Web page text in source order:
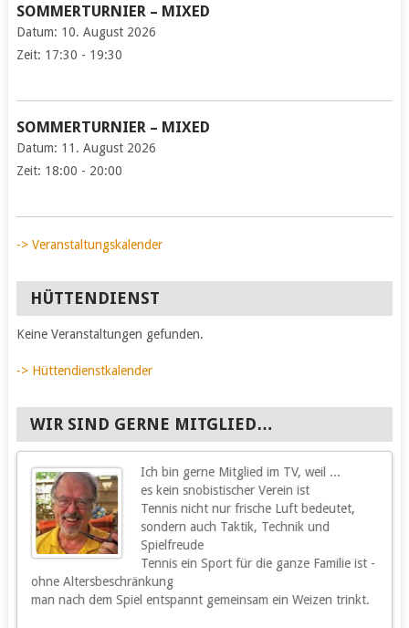
SOMMERTURNIER – MIXED
Datum: 10. August 2026
Zeit: 17:30 - 19:30
SOMMERTURNIER – MIXED
Datum: 11. August 2026
Zeit: 18:00 - 20:00
-> Veranstaltungskalender
HÜTTENDIENST
Keine Veranstaltungen gefunden.
-> Hüttendienstkalender
WIR SIND GERNE MITGLIED…
Ich bin gerne Mitglied im TV, weil ...
es kein snobistischer Verein ist
Tennis nicht nur frische Luft bedeutet,
sondern auch Taktik, Technik und
Spielfreude
Tennis ein Sport für die ganze Familie ist -
ohne Altersbeschränkung
man nach dem Spiel entspannt gemeinsam ein Weizen trinkt.